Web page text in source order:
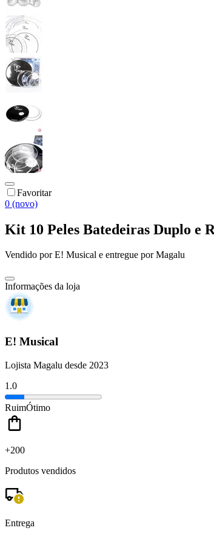
Favoritar
0 (novo)
Kit 10 Peles Batedeiras Duplo e
Vendido porE! Musical e entregue por Magalu
Informações da loja
E! Musical
Lojista Magalu desde 2023
1.0
RuimÓtimo
+200
Produtos vendidos
Entrega